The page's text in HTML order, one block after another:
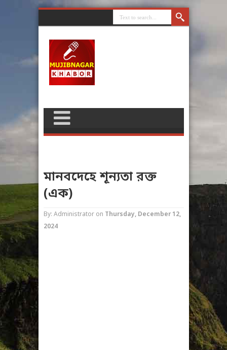
মানবদেহে শূন্যতা রক্ত
(এক)
By: Administrator on Thursday, December 12,
2024